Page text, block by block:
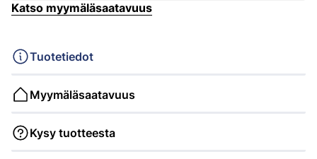
Katso myymäläsaatavuus
Tuotetiedot
Myymäläsaatavuus
Kysy tuotteesta